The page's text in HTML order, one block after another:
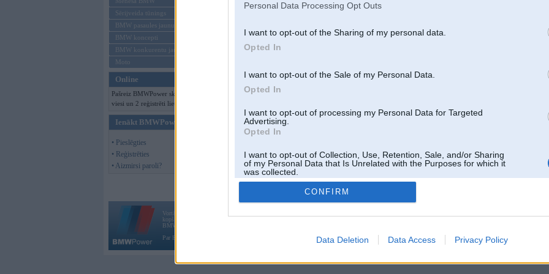
Personal Data Processing Opt Outs
I want to opt-out of the Sharing of my personal data.
Opted In
I want to opt-out of the Sale of my Personal Data.
Opted In
I want to opt-out of processing my Personal Data for Targeted
Advertising.
Opted In
I want to opt-out of Collection, Use, Retention, Sale, and/or Sharing
of my Personal Data that Is Unrelated with the Purposes for which it
was collected.
Opted Out
CONFIRM
Data Deletion Data Access Privacy Policy
Sērijveida tūnings
BMW pasaules jaunumi
BMW koncepti
BMW konkurentu jaunumi
Moto
Online
Pašreiz BMWPower skatās 171
viesi un 2 reģistrēti lietotāji.
Ienākt BMWPower
• Pieslēgties
• Reģistrēties
• Aizmirsi paroli?
Vortāls BMWPower.lv darbojas
kopš 2002. gada 14. maija. Tas nav auto klubs un nav saistīts ar
BMW AG.
Par BMWPower